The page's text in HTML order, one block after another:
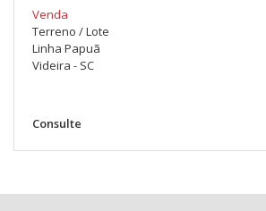
Venda
Terreno / Lote
Linha Papuã
Videira - SC
Consulte